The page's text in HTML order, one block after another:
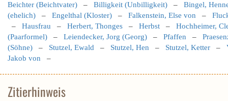
Beichter (Beichtvater) – Billigkeit (Unbilligkeit) – Bingel,
(ehelich) – Engelthal (Kloster) – Falkenstein, Else von –
– Hausfrau – Herbert, Thonges – Herbst – Hochheimer,
(Paarformel) – Leiendecker, Jorg (Georg) – Pfaffen –
(Söhne) – Stutzel, Ewald – Stutzel, Hen – Stutzel, Ketter –
Jakob von –
Zitierhinweis